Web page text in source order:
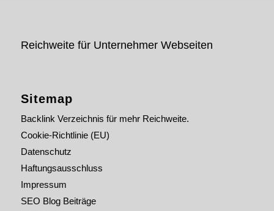
Reichweite für Unternehmer Webseiten
Sitemap
Backlink Verzeichnis für mehr Reichweite.
Cookie-Richtlinie (EU)
Datenschutz
Haftungsausschluss
Impressum
SEO Blog Beiträge